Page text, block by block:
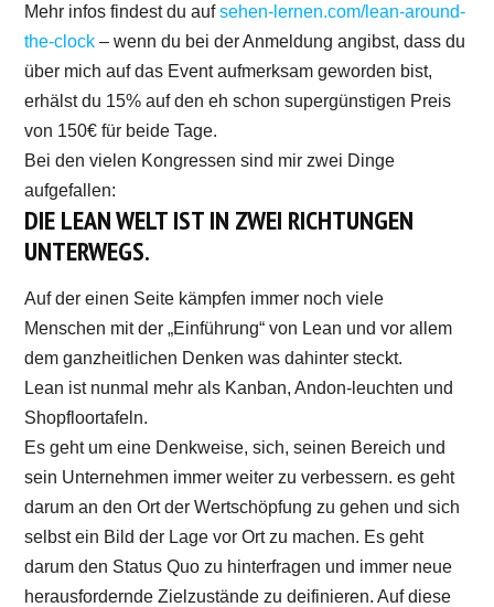
Mehr infos findest du aufsehen-lernen.com/lean-around-
the-clock – wenn du bei der Anmeldung angibst, dass du
über mich auf das Event aufmerksam geworden bist,
erhälst du 15% auf den eh schon supergünstigen Preis
von 150€ für beide Tage.
Bei den vielen Kongressen sind mir zwei Dinge
aufgefallen:
DIE LEAN WELT IST IN ZWEI RICHTUNGEN
UNTERWEGS.
Auf der einen Seite kämpfen immer noch viele
Menschen mit der „Einführung“ von Lean und vor allem
dem ganzheitlichen Denken was dahinter steckt.
Lean ist nunmal mehr als Kanban, Andon-leuchten und
Shopfloortafeln.
Es geht um eine Denkweise, sich, seinen Bereich und
sein Unternehmen immer weiter zu verbessern. es geht
darum an den Ort der Wertschöpfung zu gehen und sich
selbst ein Bild der Lage vor Ort zu machen. Es geht
darum den Status Quo zu hinterfragen und immer neue
herausfordernde Zielzustände zu deifinieren. Auf diese